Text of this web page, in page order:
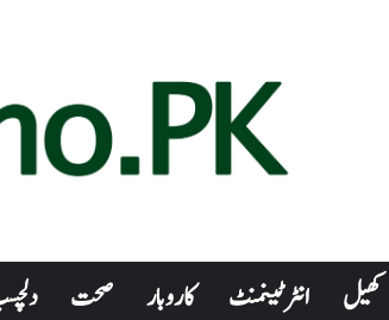
کھیل انٹرٹینمنٹ کاروبار صحت